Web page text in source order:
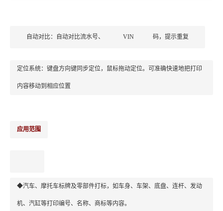
自动对比：自动对比流水号、 VIN 码，提示重复
定位系统：键盘方向键同步定位，鼠标拖动定位。可准确快速地把打印
内容移动到相应位置
应用范围
◆汽车、摩托车标牌及零部件打标，如车身、车架、底盘、连杆、发动
机、汽缸等打印编号、名称、商标等内容。